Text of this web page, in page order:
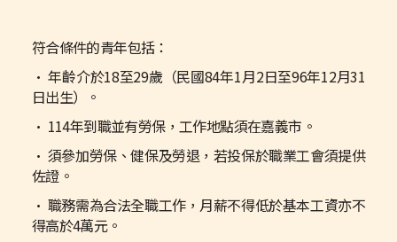
符合條件的青年包括：
• 年齡介於18至29歲（民國84年1月2日至96年12月31
日出生）。
• 114年到職並有勞保，工作地點須在嘉義市。
• 須參加勞保、健保及勞退，若投保於職業工會須提供
佐證。
• 職務需為合法全職工作，月薪不得低於基本工資亦不
得高於4萬元。